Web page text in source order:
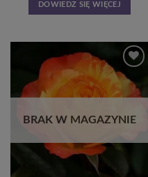
DOWIEDZ SIĘ WIĘCEJ
Dodaj
do
listy
BRAK W MAGAZYNIE